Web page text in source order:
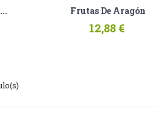
Frutas De Aragón
12,88 €